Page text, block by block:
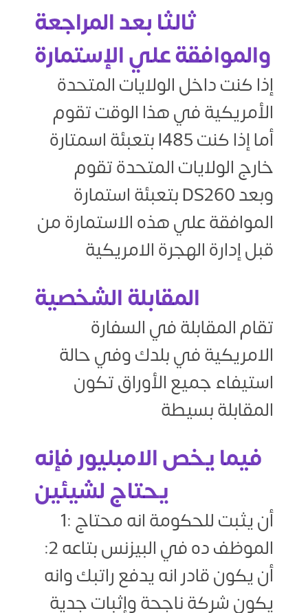
ثالثا بعد المراجعة
والموافقة علي الإستمارة
إذا كنت داخل الولايات المتحدة
الأمريكية في هذا الوقت تقوم
بتعبئة اسمتارة I485 أما إذا كنت
خارج الولايات المتحدة تقوم
بتعبئة استمارة DS260 وبعد
الموافقة علي هذه الاستمارة من
قبل إدارة الهجرة الامريكية
المقابلة الشخصية
تقام المقابلة في السفارة
الامريكية في بلدك وفي حالة
استيفاء جميع الأوراق تكون
المقابلة بسيطة
فيما يخص الامبليور فإنه
يحتاج لشيئين
1: أن يثبت للحكومة انه محتاج
الموظف ده في البيزنس بتاعه 2:
أن يكون قادر انه يدفع راتبك وانه
يكون شركة ناجحة وإثبات جدية